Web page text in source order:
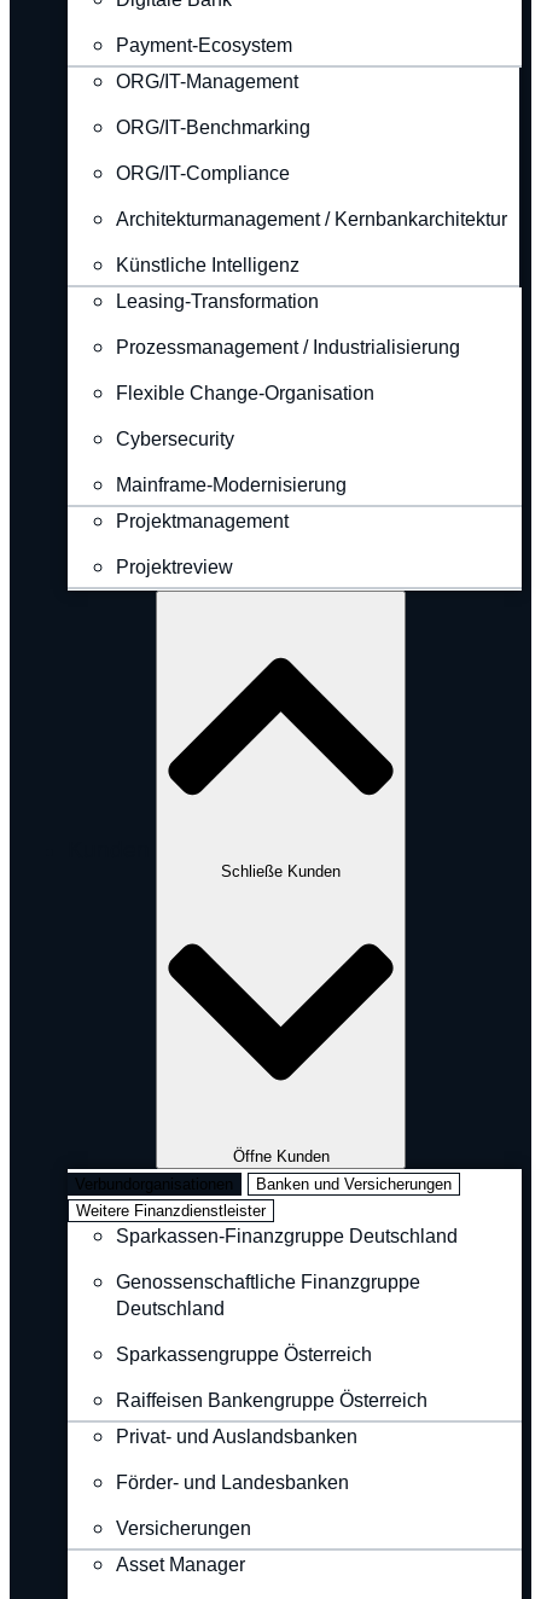
Payment-Ecosystem
ORG/IT-Management
ORG/IT-Benchmarking
ORG/IT-Compliance
Architekturmanagement / Kernbankarchitektur
Künstliche Intelligenz
Leasing-Transformation
Prozessmanagement / Industrialisierung
Flexible Change-Organisation
Cybersecurity
Mainframe-Modernisierung
Projektmanagement
Projektreview
Schließe Kunden
Öffne Kunden
Verbundorganisationen
Banken und Versicherungen
Weitere Finanzdienstleister
Sparkassen-Finanzgruppe Deutschland
Genossenschaftliche Finanzgruppe
Deutschland
Sparkassengruppe Österreich
Raiffeisen Bankengruppe Österreich
Privat- und Auslandsbanken
Förder- und Landesbanken
Versicherungen
Asset Manager